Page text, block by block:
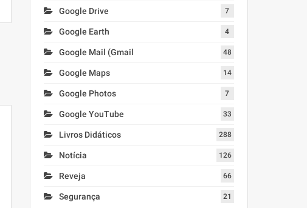
Google Drive 7
Google Earth 4
Google Mail (Gmail 48
Google Maps 14
Google Photos 7
Google YouTube 33
Livros Didáticos 288
Notícia 126
Reveja 66
Segurança 21